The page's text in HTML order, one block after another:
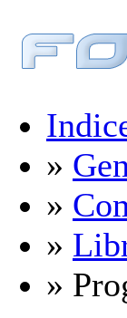
»
»
»
»